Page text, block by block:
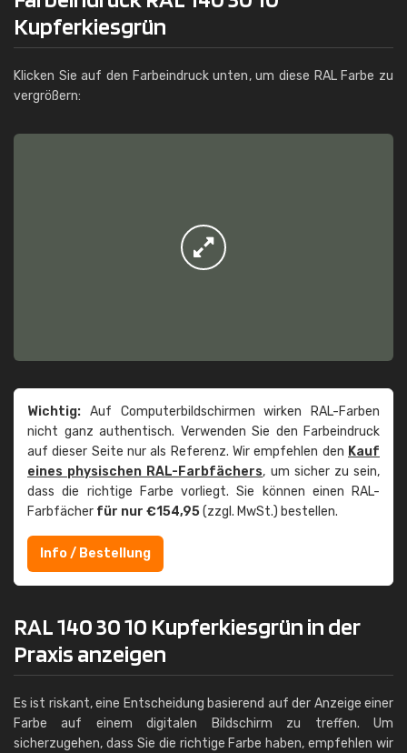
Kupferkiesgrün
Klicken Sie auf den Farbeindruck unten, um diese RAL Farbe zu
vergrößern:
Wichtig: Auf Computerbildschirmen wirken RAL-Farben
nicht ganz authentisch. Verwenden Sie den Farbeindruck
auf dieser Seite nur als Referenz. Wir empfehlen den Kauf
eines physischen RAL-Farbfächers, um sicher zu sein,
dass die richtige Farbe vorliegt. Sie können einen RAL-
Farbfächer für nur €154,95(zzgl. MwSt.) bestellen.
Info / Bestellung
RAL 140 30 10 Kupferkiesgrün in der
Praxis anzeigen
Es ist riskant, eine Entscheidung basierend auf der Anzeige einer
Farbe auf einem digitalen Bildschirm zu treffen. Um
sicherzugehen, dass Sie die richtige Farbe haben, empfehlen wir